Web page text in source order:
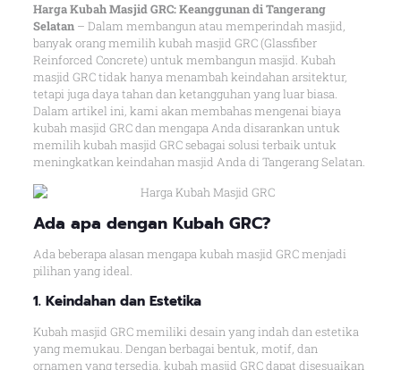
Harga Kubah Masjid GRC: Keanggunan di Tangerang
Selatan– Dalam membangun atau memperindah masjid,
banyak orang memilih kubah masjid GRC (Glassfiber
Reinforced Concrete) untuk membangun masjid. Kubah
masjid GRC tidak hanya menambah keindahan arsitektur,
tetapi juga daya tahan dan ketangguhan yang luar biasa.
Dalam artikel ini, kami akan membahas mengenai biaya
kubah masjid GRC dan mengapa Anda disarankan untuk
memilih kubah masjid GRC sebagai solusi terbaik untuk
meningkatkan keindahan masjid Anda di Tangerang Selatan.
Ada apa dengan Kubah GRC?
Ada beberapa alasan mengapa kubah masjid GRC menjadi
pilihan yang ideal.
1. Keindahan dan Estetika
Kubah masjid GRC memiliki desain yang indah dan estetika
yang memukau. Dengan berbagai bentuk, motif, dan
ornamen yang tersedia, kubah masjid GRC dapat disesuaikan